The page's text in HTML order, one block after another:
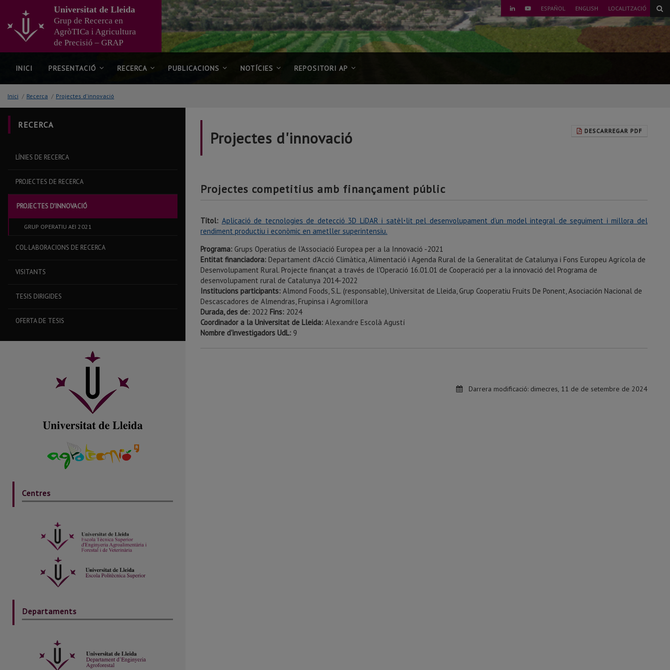
contingut
principal
la
pàgina
LINKEDINYOUTUBE
ESPAÑOL ENGLISH LOCALITZACIÓ
Universitat de Lleida
Grup de Recerca en
AgròTICa i Agricultura
de Precisió – GRAP
INICI PRESENTACIÓ RECERCA PUBLICACIONS NOTÍCIES REPOSITORI AP
Inici / Recerca / Projectes d'innovació
RECERCA
LÍNIES DE RECERCA
PROJECTES DE RECERCA
PROJECTES D'INNOVACIÓ
GRUP OPERATIU AEI 2021
COL·LABORACIONS DE RECERCA
VISITANTS
TESIS DIRIGIDES
OFERTA DE TESIS
Centres
Departaments
DESCARREGAR PDF
Projectes d'innovació
Projectes competitius amb finançament públic
Títol: Aplicació de tecnologies de detecció 3D LiDAR i satèlꞏlit pel desenvolupament d’un model integral de seguiment i millora del
rendiment productiu i econòmic en ametller superintensiu.
Programa: Grups Operatius de l'Associació Europea per a la Innovació -2021
Entitat financiadora: Departament d'Acció Climàtica, Alimentació i Agenda Rural de la Generalitat de Catalunya i Fons Europeu Agrícola de
Desenvolupament Rural. Projecte finançat a través de l'Operació 16.01.01 de Cooperació per a la innovació del Programa de
desenvolupament rural de Catalunya 2014-2022
Institucions participants: Almond Foods, S.L. (responsable), Universitat de Lleida, Grup Cooperatiu Fruits De Ponent, Asociación Nacional de
Descascadores de Almendras, Frupinsa i Agromillora
Durada, des de: 2022 Fins: 2024
Coordinador a la Universitat de Lleida: Alexandre Escolà Agustí
Nombre d'investigadors UdL: 9
Darrera modificació: dimecres, 11 de de setembre de 2024